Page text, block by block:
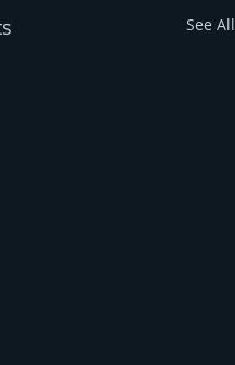
See All